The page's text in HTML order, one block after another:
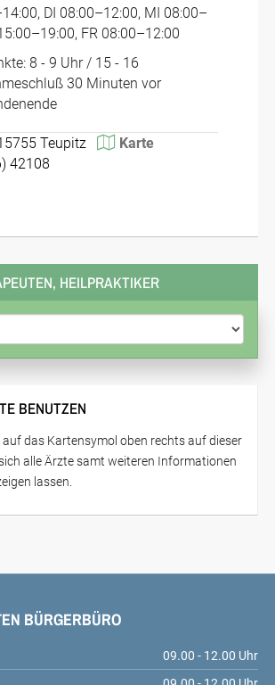
DI 08:00–12:00, MI 08:00–
FR 08:00–12:00
8 - 9 Uhr / 15 - 16
30 Minuten vor
Teupitz
Karte
42108
HEILPRAKTIKER
BENUTZEN
auf das Kartensymol oben rechts auf dieser
alle Ärzte samt weiteren Informationen
lassen.
BÜRGERBÜRO
09.00 - 12.00 Uhr